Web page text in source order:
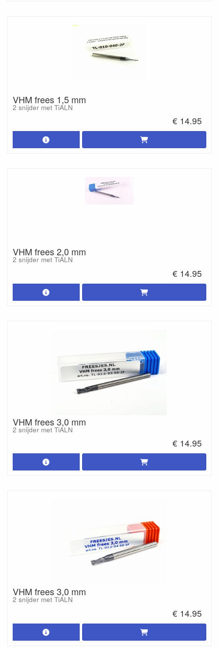
VHM frees 1,5 mm
2 snijder met TiALN
€ 14.95
VHM frees 2,0 mm
2 snijder met TiALN
€ 14.95
VHM frees 3,0 mm
2 snijder met TiALN
€ 14.95
VHM frees 3,0 mm
2 snijder met TiALN
€ 14.95